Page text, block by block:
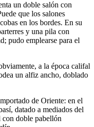
un doble salón con
que los salones
en los bordes. En su
y una pila con
pudo emplearse para el
a la época califal
un alfiz ancho, doblado
de Oriente: en el
datado a mediados del
doble pabellón